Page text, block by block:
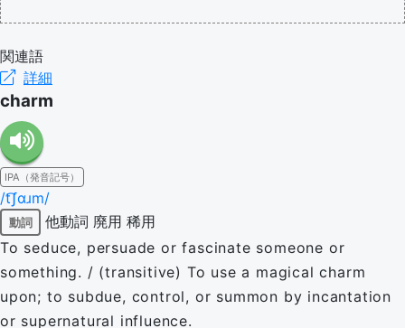
関連語
詳細
charm
IPA（発音記号）
/t͡ʃɑɹm/
動詞 他動詞 廃用 稀用
To seduce, persuade or fascinate someone or
something. / (transitive) To use a magical charm
upon; to subdue, control, or summon by incantation
or supernatural influence.